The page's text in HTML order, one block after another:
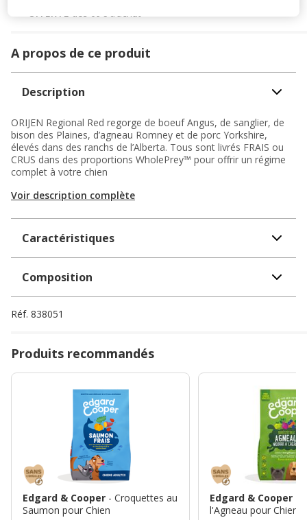
OFFERTE dès 69€ d’achat
A propos de ce produit
Description
ORIJEN Regional Red regorge de boeuf Angus, de sanglier, de
bison des Plaines, d’agneau Romney et de porc Yorkshire,
élevés dans des ranchs de l’Alberta. Tous sont livrés FRAIS ou
CRUS dans des proportions WholePrey™ pour offrir un régime
complet à votre chien
Voir description complète
Caractéristiques
Composition
Réf. 838051
Produits recommandés
Edgard & Cooper - Croquettes au
Saumon pour Chien
Edgard & Cooper
l'Agneau pour Chien